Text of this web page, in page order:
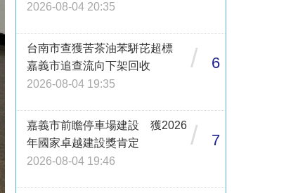
2026-08-04 20:35
台南市查獲苦茶油苯駢芘超標
嘉義市追查流向下架回收
2026-08-04 19:35
/ 6
嘉義市前瞻停車場建設 獲2026
年國家卓越建設獎肯定
2026-08-04 19:46
/ 7